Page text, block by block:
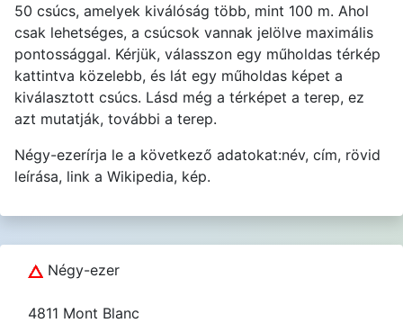
50 csúcs, amelyek kiválóság több, mint 100 m. Ahol
csak lehetséges, a csúcsok vannak jelölve maximális
pontossággal. Kérjük, válasszon egy műholdas térkép
kattintva közelebb, és lát egy műholdas képet a
kiválasztott csúcs. Lásd még a térképet a terep, ez
azt mutatják, további a terep.
Négy-ezerírja le a következő adatokat:név, cím, rövid
leírása, link a Wikipedia, kép.
Négy-ezer
4811 Mont Blanc